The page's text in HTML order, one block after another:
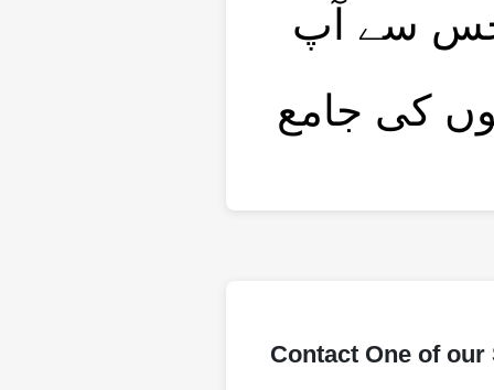
جس سے آپ
کی جامع
Contact One of our